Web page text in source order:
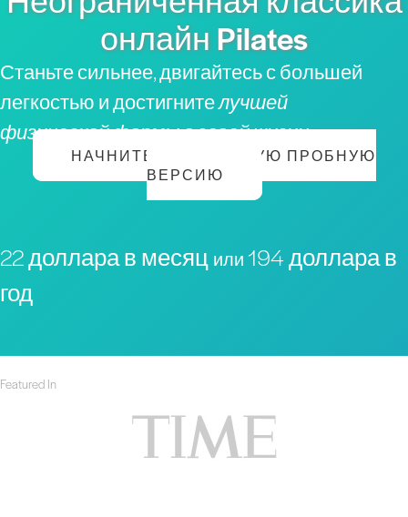
онлайн Pilates
Станьте сильнее, двигайтесь с большей
легкостью и достигнителучшей
физической формы в своей жизни
НАЧНИТЕ БЕСПЛАТНУЮ ПРОБНУЮ
ВЕРСИЮ
22 доллара в месяц или 194 доллара в
год
Featured In